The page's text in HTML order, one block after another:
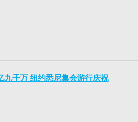
九千万 纽约悉尼集会游行庆祝